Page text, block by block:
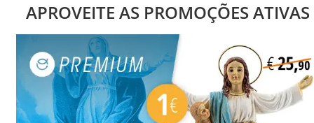
APROVEITE AS PROMOÇÕES ATIVAS